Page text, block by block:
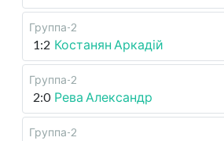
Группа-2
1:2 Костанян Аркадій
Группа-2
2:0 Рева Александр
Группа-2